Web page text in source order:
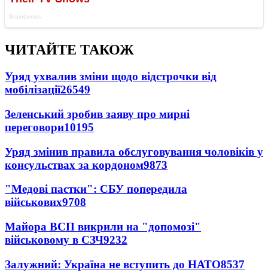
ЧИТАЙТЕ ТАКОЖ
Уряд ухвалив зміни щодо відстрочки від
мобілізації26549
Зеленський зробив заяву про мирні
переговори10195
Уряд змінив правила обслуговування чоловіків у
консульствах за кордоном9873
"Медові пастки": СБУ попередила
військових9708
Майора ВСП викрили на "допомозі"
військовому в СЗЧ9232
Залужний: Україна не вступить до НАТО8537